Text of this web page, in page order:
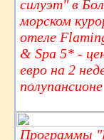
силуэт" в
морском
отеле
& Spa 5* -
евро на 2
полупансионе
Программы